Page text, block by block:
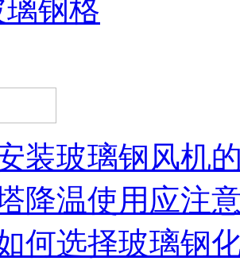
璃钢格
装玻璃钢风机
降温使用应注
何选择玻璃钢